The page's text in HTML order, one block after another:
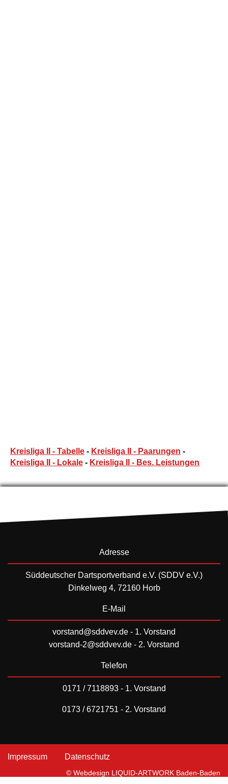
Kreisliga II - Tabelle - Kreisliga II - Paarungen -
Kreisliga II - Lokale - Kreisliga II - Bes. Leistungen
Adresse
Süddeutscher Dartsportverband e.V. (SDDV e.V.)
Dinkelweg 4, 72160 Horb
E-Mail
vorstand@sddvev.de - 1. Vorstand
vorstand-2@sddvev.de - 2. Vorstand
Telefon
0171 / 7118893 - 1. Vorstand
0173 / 6721751 - 2. Vorstand
Impressum Datenschutz
© Webdesign LIQUID-ARTWORK Baden-Baden